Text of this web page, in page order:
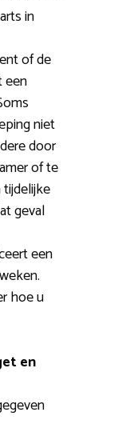
in
of de
een
niet
door
of te
geval
een
hoe u
en